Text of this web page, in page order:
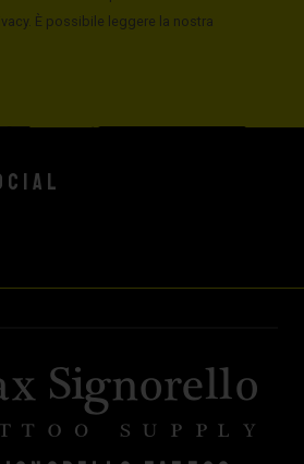
È possibile leggere la nostra